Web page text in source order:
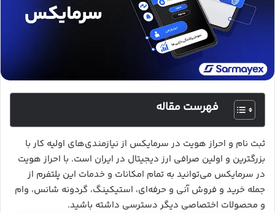
فهرست مقاله
ثبت نام و احراز هویت در سرمایکس از نیازمندی‌های اولیه کار با
بزرگترین و اولین صرافی ارز دیجیتال در ایران است. با احراز هویت
در سرمایکس می‌توانید به تمام امکانات و خدمات این پلتفرم از
جمله خرید و فروش آنی و حرفه‌ای، استیکینگ، گردونه شانس، وام
و محصولات اختصاصی دیگر دسترسی داشته باشید.